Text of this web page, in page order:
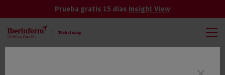
Prueba gratis 15 días Insight View